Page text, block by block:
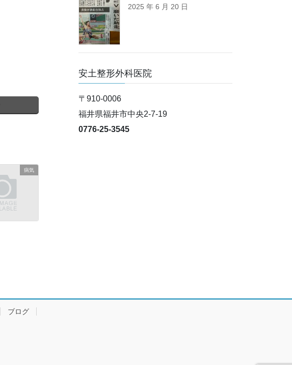
病気
2025 年 6 月 20 日
安土整形外科医院
〒910-0006
福井県福井市中央2-7-19
0776-25-3545
ブログ